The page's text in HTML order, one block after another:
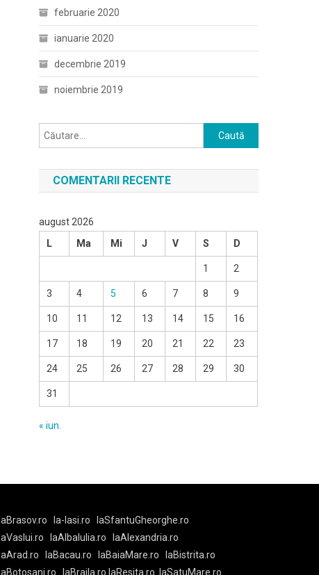
februarie 2020
ianuarie 2020
decembrie 2019
noiembrie 2019
Caută
după:
COMENTARII RECENTE
august 2026
L
Ma Mi J V S D
1 2
3 4 5 6 7 8 9
10 11 12 13 14 15 16
17 18 19 20 21 22 23
24 25 26 27 28 29 30
31
« iun.
laBrasov.ro la-Iasi.ro
laSfantuGheorghe.ro
laVaslui.ro
laAlbaIulia.ro
laAlexandria.ro
laArad.ro
laBacau.ro laBaiaMare.ro
laBistrita.ro
laBotosani.ro
laBraila.ro laResita.ro laSatuMare.ro